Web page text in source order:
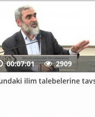
ilim talebelerine
00:07:01 2909